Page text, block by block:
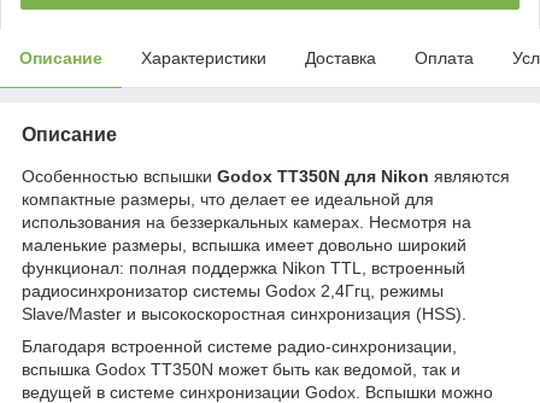
Описание Характеристики Доставка Оплата
Описание
Особенностью вспышки Godox TT350N для Nikon являются
компактные размеры, что делает ее идеальной для
использования на беззеркальных камерах. Несмотря на
маленькие размеры, вспышка имеет довольно широкий
функционал: полная поддержка Nikon TTL, встроенный
радиосинхронизатор системы Godox 2,4Ггц, режимы
Slave/Master и высокоскоростная синхронизация (HSS).
Благодаря встроенной системе радио-синхронизации,
вспышка Godox TT350N может быть как ведомой, так и
ведущей в системе синхронизации Godox. Вспышки можно